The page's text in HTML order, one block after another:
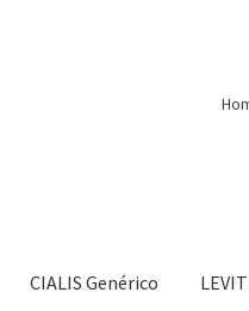
CIALIS Genérico